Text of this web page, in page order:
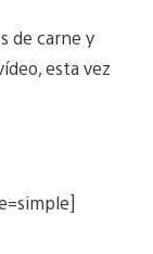
de carne y
esta vez